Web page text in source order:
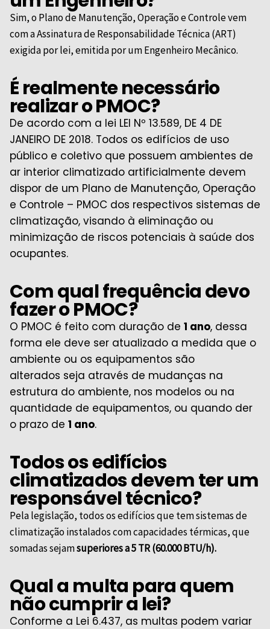
Sim, o Plano de Manutenção, Operação e Controle vem
com a Assinatura de Responsabilidade Técnica (ART)
exigida por lei, emitida por um Engenheiro Mecânico.
É realmente necessário
realizar o PMOC?
De acordo com a lei LEI Nº 13.589, DE 4 DE
JANEIRO DE 2018. Todos os edifícios de uso
público e coletivo que possuem ambientes de
ar interior climatizado artificialmente devem
dispor de um Plano de Manutenção, Operação
e Controle – PMOC dos respectivos sistemas de
climatização, visando à eliminação ou
minimização de riscos potenciais à saúde dos
ocupantes.
Com qual frequência devo
fazer o PMOC?
O PMOC é feito com duração de 1 ano, dessa
forma ele deve ser atualizado a medida que o
ambiente ou os equipamentos são
alterados seja através de mudanças na
estrutura do ambiente, nos modelos ou na
quantidade de equipamentos, ou quando der
o prazo de 1 ano.
Todos os edifícios
climatizados devem ter um
responsável técnico?
Pela legislação, todos os edifícios que tem sistemas de
climatização instalados com capacidades térmicas, que
somadas sejamsuperiores a 5 TR (60.000 BTU/h).
Qual a multa para quem
não cumprir a lei?
Conforme a Lei 6.437, as multas podem variar